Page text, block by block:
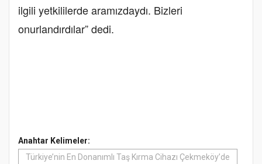
ilgili yetkililerde aramızdaydı. Bizleri
onurlandırdılar” dedi.
Anahtar Kelimeler:
Türkiye’nin En Donanımlı Taş Kırma Cihazı Çekmeköy’de